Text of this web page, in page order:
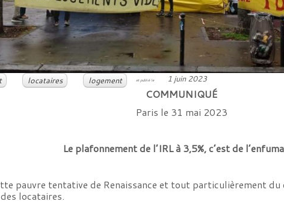
locataires logement et publié le 1 juin 2023
COMMUNIQUÉ
Paris le 31 mai 2023
Le plafonnement de l’IRL à 3,5%, c’est de
pauvre tentative de Renaissance et tout particulièrement
locataires.